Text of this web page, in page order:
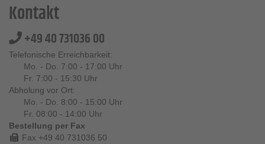
Kontakt
+49 40 731036 00
Telefonische Erreichbarkeit:
Mo. - Do. 7:00 - 17:00 Uhr
Fr. 7:00 - 15:30 Uhr
Abholung vor Ort:
Mo. - Do. 8:00 - 15:00 Uhr
Fr. 08:00 - 14:00 Uhr
Bestellung per Fax
Fax +49 40 731036 50